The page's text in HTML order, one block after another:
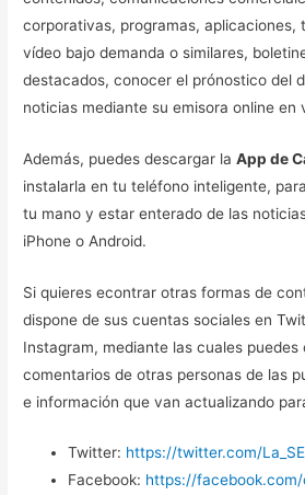
corporativas, programas, aplicaciones,
vídeo bajo demanda o similares,
destacados, conocer el prónostico del
noticias mediante su emisora online en
Además, puedes descargar laApp de
instalarla en tu teléfono inteligente,
tu mano y estar enterado de las
iPhone o Android.
Si quieres econtrar otras formas de
dispone de sus cuentas sociales en
Instagram, mediante las cuales puedes
comentarios de otras personas de las
e información que van actualizando
Twitter: https://twitter.com/
Facebook: https://